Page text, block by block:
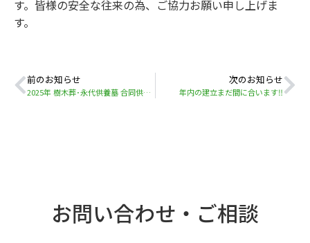
す。皆様の安全な往来の為、ご協力お願い申し上げま
す。
前のお知らせ
2025年 樹木葬･永代供養墓 合同供養のご報告
次のお知らせ
年内の建立まだ間に合います‼
お問い合わせ・ご相談